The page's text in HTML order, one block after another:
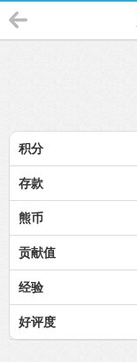
积分
存款
熊币
贡献值
经验
好评度